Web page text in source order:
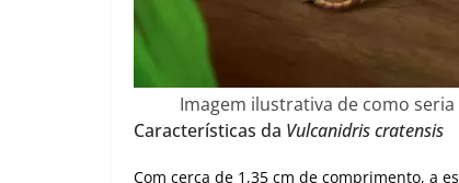
Imagem ilustrativa de como seria
Características da Vulcanidris cratensis
Com cerca de 1,35 cm de comprimento, a